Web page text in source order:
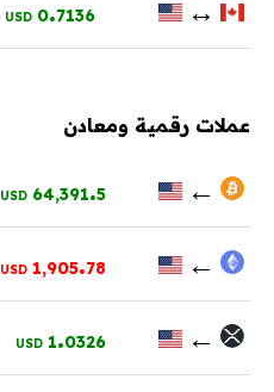
↔
0.7136
USD
عملات رقمية ومعادن
←
64,391.5
USD
←
1,905.78
USD
←
1.0326
USD